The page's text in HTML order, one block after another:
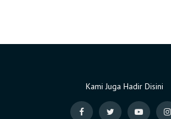
Kami Juga Hadir Disini